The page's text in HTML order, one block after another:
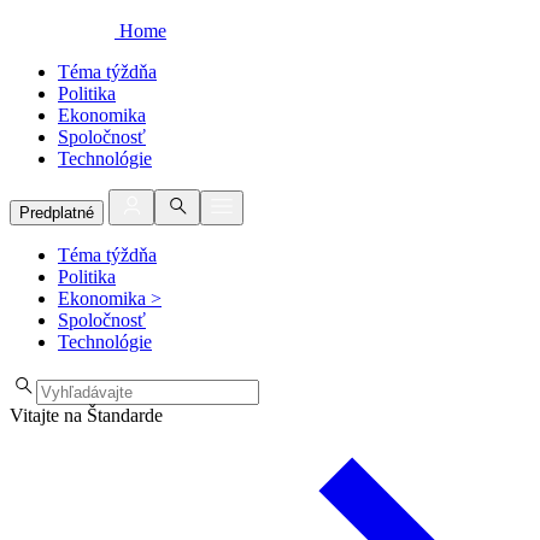
Home
Téma týždňa
Politika
Ekonomika
Spoločnosť
Technológie
Predplatné
Téma týždňa
Politika
Ekonomika >
Spoločnosť
Technológie
Vitajte na Štandarde